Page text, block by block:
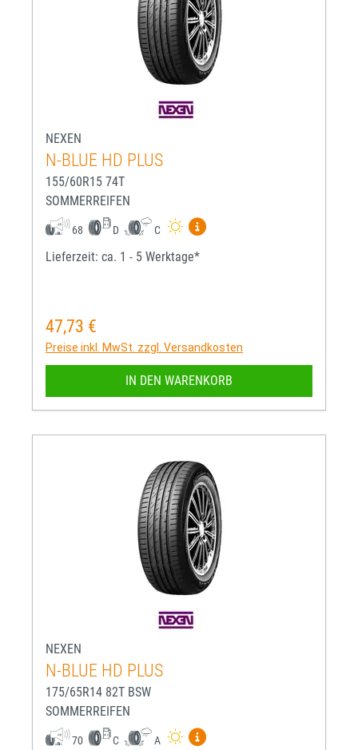
NEXEN
N-BLUE HD PLUS
155/60R15 74T
SOMMERREIFEN
68 D C
Mehr Informationen zum
Lieferzeit: ca. 1 - 5 Werktage*
Regulärer Preis:
47,73 €
Preise inkl. MwSt. zzgl. Versandkosten
IN DEN WARENKORB
NEXEN
N-BLUE HD PLUS
175/65R14 82T BSW
SOMMERREIFEN
70 C A
Mehr Informationen zum